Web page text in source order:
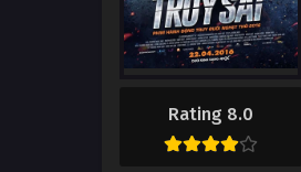
Rating 8.0